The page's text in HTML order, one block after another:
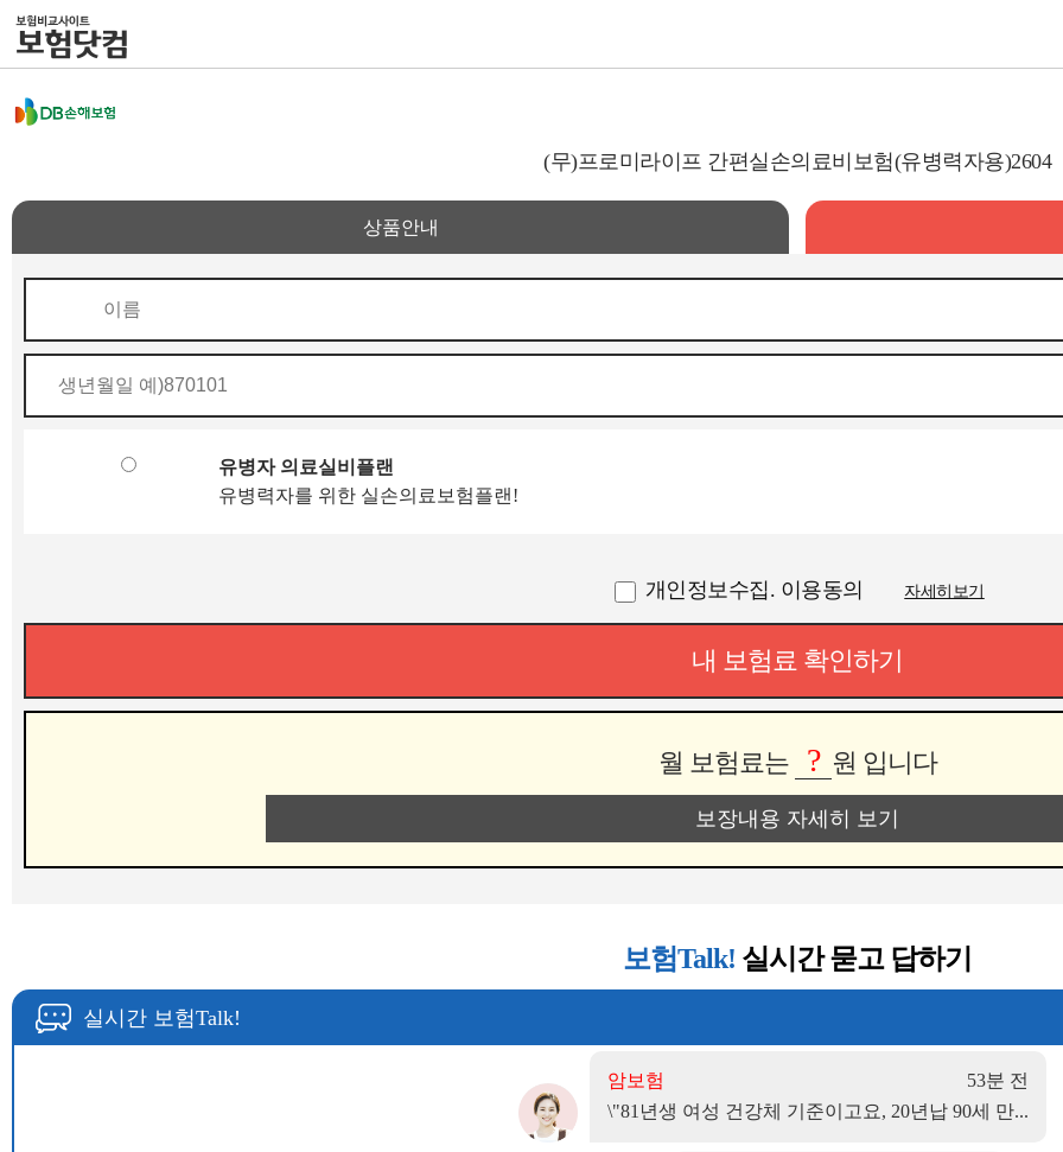
(무)프로미라이프 간편실손의료비보험(유병력자용)2604
상품안내
유병자 의료실비플랜
유병력자를 위한 실손의료보험플랜!
개인정보수집. 이용동의 자세히보기
내 보험료 확인하기
월 보험료는 ? 원 입니다
보장내용 자세히 보기